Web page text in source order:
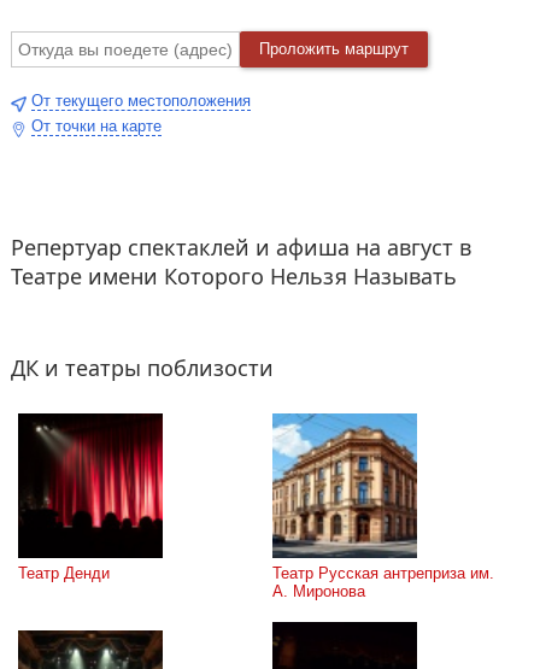
Проложить маршрут
От текущего местоположения
От точки на карте
Репертуар спектаклей и афиша на август в
Театре имени Которого Нельзя Называть
ДК и театры поблизости
Театр Денди
Театр Русская антреприза им.
А. Миронова